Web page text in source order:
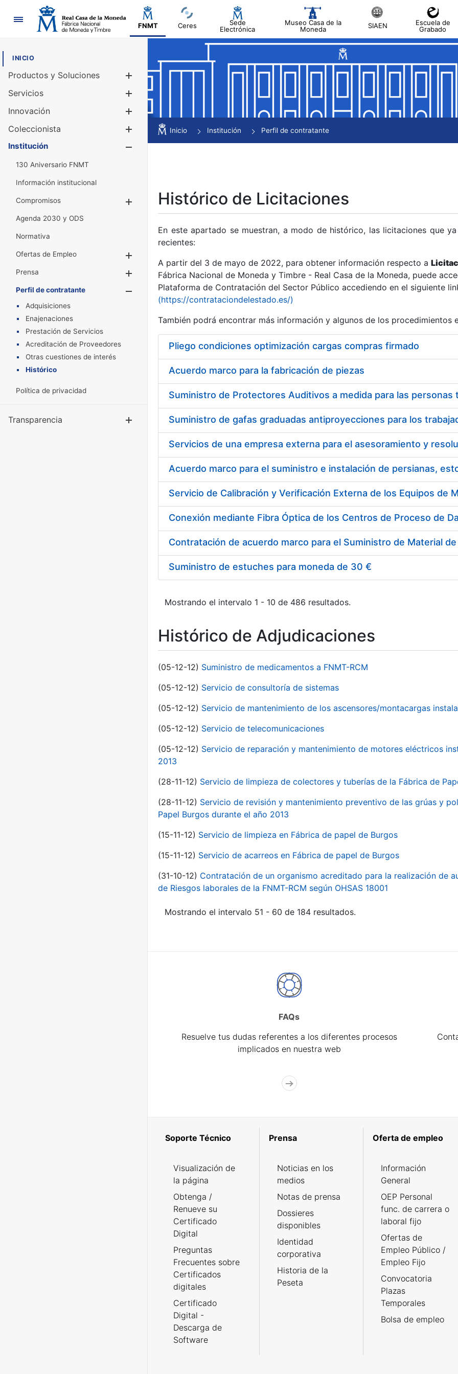
Navegación
FNMT Ceres
Sede
Electrónica
Museo Casa de la
Moneda
SIAEN
Escuela de
Grabado
INICIO
Productos y Soluciones
Mostrar/Ocultar
Servicios
Innovación
Coleccionista
Mostrar/Ocultar
Institución
130 Aniversario FNMT
Información institucional
Compromisos
Mostrar/Ocultar
Agenda 2030 y ODS
Normativa
Ofertas de Empleo
Prensa
Mostrar/Ocultar
Perfil de contratante
Mostrar/Ocultar
Adquisiciones
Enajenaciones
Prestación de Servicios
Acreditación de Proveedores
Otras cuestiones de interés
Histórico
Política de privacidad
Transparencia Mostrar/Ocultar
Inicio Institución Perfil de contratante
Histórico de Licitaciones
En este apartado se muestran, a modo de histórico, las licitaciones que
recientes:
A partir del 3 de mayo de 2022, para obtener información respecto a
Fábrica Nacional de Moneda y Timbre - Real Casa de la Moneda, puede
Plataforma de Contratación del Sector Público accediendo en el siguiente
(https://contrataciondelestado.es/)
También podrá encontrar más información y algunos de los procedimientos
Pliego condiciones optimización cargas compras firmado
Acuerdo marco para la fabricación de piezas
Acuerdo marco para el suministro e instalación de persianas,
Suministro de estuches para moneda de 30 €
Mostrando el intervalo 1 - 10 de 486 resultados.
Histórico de Adjudicaciones
(05-12-12) Suministro de medicamentos a FNMT-RCM
(05-12-12) Servicio de consultoría de sistemas
(05-12-12) Servicio de mantenimiento de los ascensores/montacargas
(05-12-12) Servicio de telecomunicaciones
(05-12-12) Servicio de reparación y mantenimiento de motores eléctricos
2013
(28-11-12) Servicio de limpieza de colectores y tuberías de la Fábrica de
(28-11-12) Servicio de revisión y mantenimiento preventivo de las grúas y
Papel Burgos durante el año 2013
(15-11-12) Servicio de limpieza en Fábrica de papel de Burgos
(15-11-12) Servicio de acarreos en Fábrica de papel de Burgos
(31-10-12) Contratación de un organismo acreditado para la realización de
de Riesgos laborales de la FNMT-RCM según OHSAS 18001
Mostrando el intervalo 51 - 60 de 184 resultados.
FAQs
Resuelve tus dudas referentes a los diferentes procesos
implicados en nuestra web
Soporte Técnico
Visualización de
la página
Obtenga /
Renueve su
Certificado
Digital
Preguntas
Frecuentes sobre
Certificados
digitales
Certificado
Digital -
Descarga de
Software
Prensa
Noticias en los
medios
Notas de prensa
Dossieres
disponibles
Identidad
corporativa
Historia de la
Peseta
Oferta de empleo
Información
General
OEP Personal
func. de carrera o
laboral fijo
Ofertas de
Empleo Público /
Empleo Fijo
Convocatoria
Plazas
Temporales
Bolsa de empleo